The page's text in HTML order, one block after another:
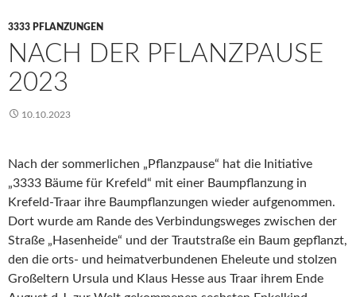
3333 PFLANZUNGEN
NACH DER PFLANZPAUSE
2023
10.10.2023
Nach der sommerlichen „Pflanzpause“ hat die Initiative
„3333 Bäume für Krefeld“ mit einer Baumpflanzung in
Krefeld-Traar ihre Baumpflanzungen wieder aufgenommen.
Dort wurde am Rande des Verbindungsweges zwischen der
Straße „Hasenheide“ und der Trautstraße ein Baum gepflanzt,
den die orts- und heimatverbundenen Eheleute und stolzen
Großeltern Ursula und Klaus Hesse aus Traar ihrem Ende